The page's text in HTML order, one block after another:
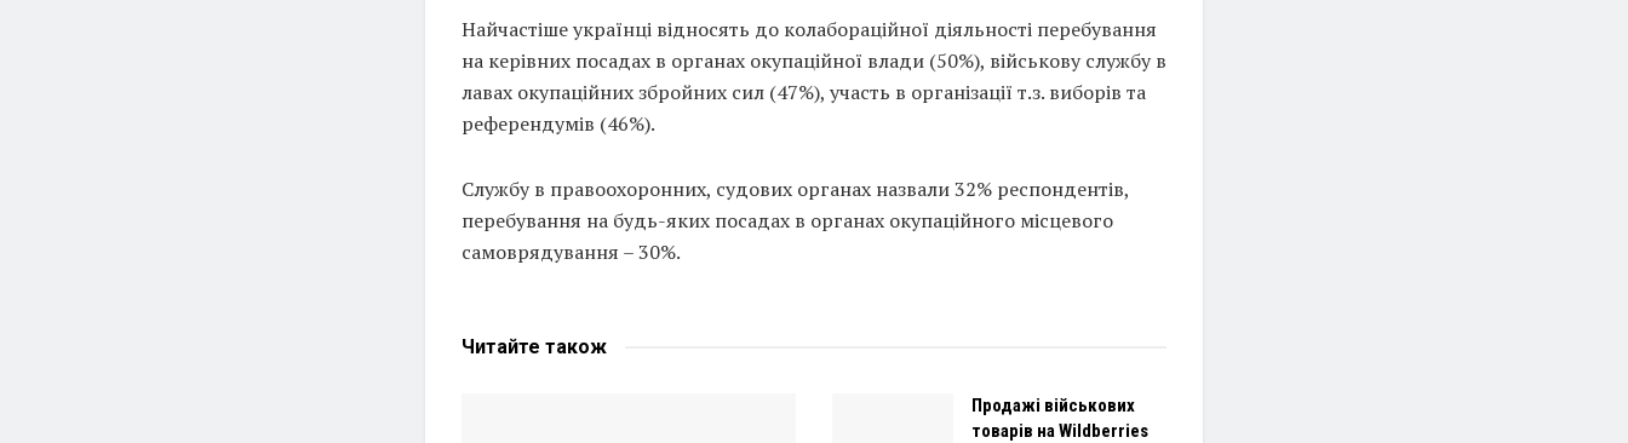
Найчастіше українці відносять до колабораційної діяльності перебування
на керівних посадах в органах окупаційної влади (50%), військову службу в
лавах окупаційних збройних сил (47%), участь в організації т.з. виборів та
референдумів (46%).
Службу в правоохоронних, судових органах назвали 32% респондентів,
перебування на будь-яких посадах в органах окупаційного місцевого
самоврядування – 30%.
Читайте також
Продажі військових
товарів на Wildberries